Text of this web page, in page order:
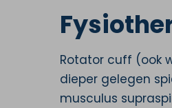
Rotator cuff (ook
dieper gelegen
musculus